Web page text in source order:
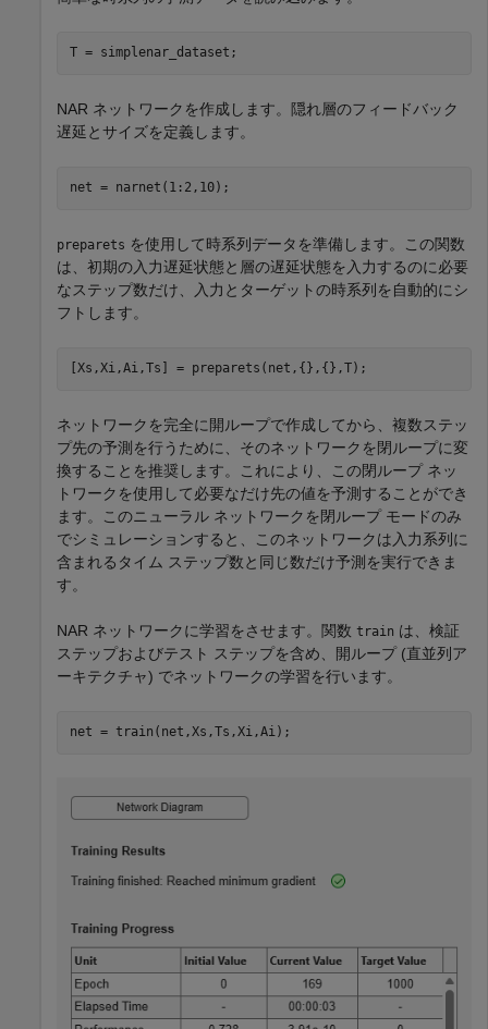
T = simplenar_dataset;
NAR ネットワークを作成します。隠れ層のフィードバック
遅延とサイズを定義します。
net = narnet(1:2,10);
preparets を使用して時系列データを準備します。この関数
は、初期の入力遅延状態と層の遅延状態を入力するのに必要
なステップ数だけ、入力とターゲットの時系列を自動的にシ
フトします。
[Xs,Xi,Ai,Ts] = preparets(net,{},{},T);
ネットワークを完全に開ループで作成してから、複数ステッ
プ先の予測を行うために、そのネットワークを閉ループに変
換することを推奨します。これにより、この閉ループ ネッ
トワークを使用して必要なだけ先の値を予測することができ
ます。このニューラル ネットワークを閉ループ モードのみ
でシミュレーションすると、このネットワークは入力系列に
含まれるタイム ステップ数と同じ数だけ予測を実行できま
す。
NAR ネットワークに学習をさせます。関数 train は、検証
ステップおよびテスト ステップを含め、開ループ (直並列ア
ーキテクチャ) でネットワークの学習を行います。
net = train(net,Xs,Ts,Xi,Ai);